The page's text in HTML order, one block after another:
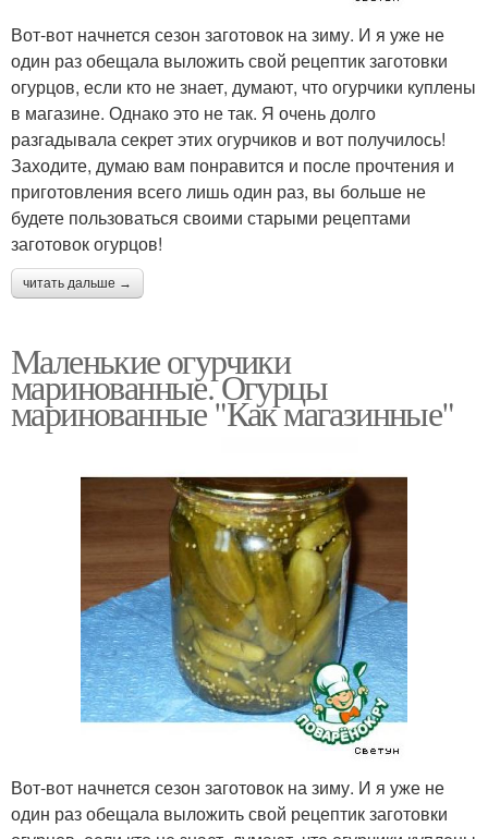
Вот-вот начнется сезон заготовок на зиму. И я уже не
один раз обещала выложить свой рецептик заготовки
огурцов, если кто не знает, думают, что огурчики куплены
в магазине. Однако это не так. Я очень долго
разгадывала секрет этих огурчиков и вот получилось!
Заходите, думаю вам понравится и после прочтения и
приготовления всего лишь один раз, вы больше не
будете пользоваться своими старыми рецептами
заготовок огурцов!
читать дальше →
Маленькие огурчики
маринованные. Огурцы
маринованные "Как магазинные"
Вот-вот начнется сезон заготовок на зиму. И я уже не
один раз обещала выложить свой рецептик заготовки